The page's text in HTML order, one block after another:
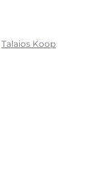
Talaios Koop